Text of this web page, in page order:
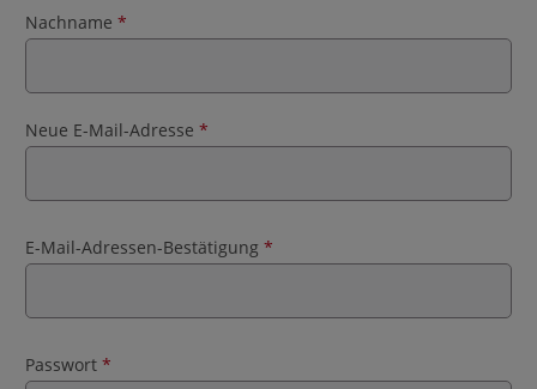
Nachname *
Neue E-Mail-Adresse *
E-Mail-Adressen-Bestätigung *
Passwort *